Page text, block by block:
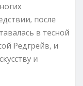
после
в тесной
Редгрейв, и
и